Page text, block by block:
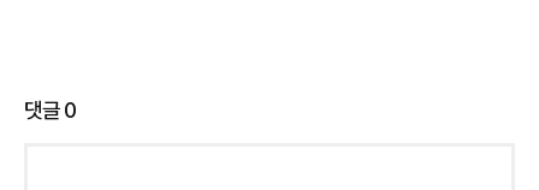
댓글0